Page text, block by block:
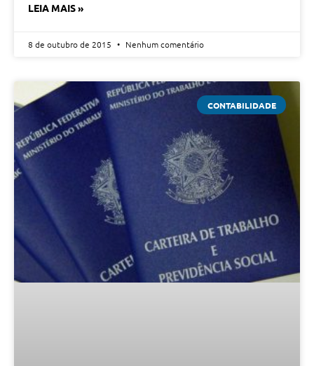
LEIA MAIS »
8 de outubro de 2015 Nenhum comentário
CONTABILIDADE